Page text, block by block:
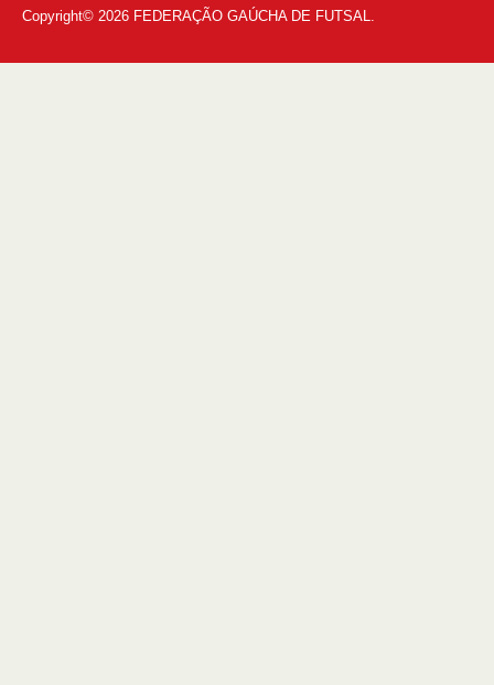
Copyright© 2026 FEDERAÇÃO GAÚCHA DE FUTSAL.